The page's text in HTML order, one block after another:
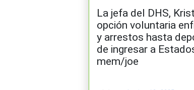
La jefa del DHS,
opción voluntaria
y arrestos hasta
de ingresar a
mem/joe